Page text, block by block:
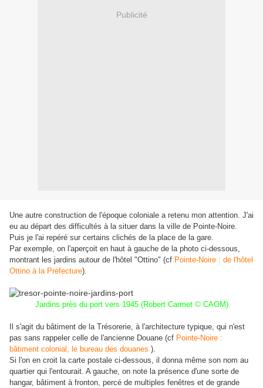
Publicité
Une autre construction de l'époque coloniale a retenu mon attention. J'ai
eu au départ des difficultés à la situer dans la ville de Pointe-Noire.
Puis je l'ai repéré sur certains clichés de la place de la gare.
Par exemple, on l'aperçoit en haut à gauche de la photo ci-dessous,
montrant les jardins autour de l'hôtel "Ottino" (cf Pointe-Noire : de l'hôtel
Ottino à la Préfecture).
Jardins près du port vers 1945 (Robert Carmet © CAOM)
Il s'agit du bâtiment de la Trésorerie, à l'architecture typique, qui n'est
pas sans rappeler celle de l'ancienne Douane (cf Pointe-Noire :
bâtiment colonial, le bureau des douanes ).
Si l'on en croit la carte postale ci-dessous, il donna même son nom au
quartier qui l'entourait. A gauche, on note la présence d'une sorte de
hangar, bâtiment à fronton, percé de multiples fenêtres et de grande